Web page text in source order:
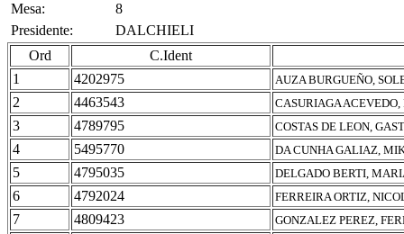
Mesa:
8
Presidente:
DALCHIELI
Ord
C.Ident
1
4202975 AUZA BURGUEÑO,
2 4463543 CASURIAGA
3 4789795 COSTAS DE LEON,
4 5495770 DA CUNHA GALIAZ,
5 4795035 DELGADO BERTI,
6 4792024 FERREIRA ORTIZ,
7 4809423 GONZALEZ PEREZ,